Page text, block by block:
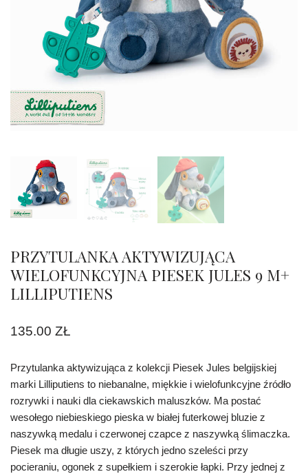
PRZYTULANKA AKTYWIZUJĄCA
WIELOFUNKCYJNA PIESEK JULES 9 M+
LILLIPUTIENS
135.00 ZŁ
Przytulanka aktywizująca z kolekcji Piesek Jules belgijskiej
marki Lilliputiens to niebanalne, miękkie i wielofunkcyjne źródło
rozrywki i nauki dla ciekawskich maluszków. Ma postać
wesołego niebieskiego pieska w białej futerkowej bluzie z
naszywką medalu i czerwonej czapce z naszywką ślimaczka.
Piesek ma długie uszy, z których jedno szeleści przy
pocieraniu, ogonek z supełkiem i szerokie łapki. Przy jednej z